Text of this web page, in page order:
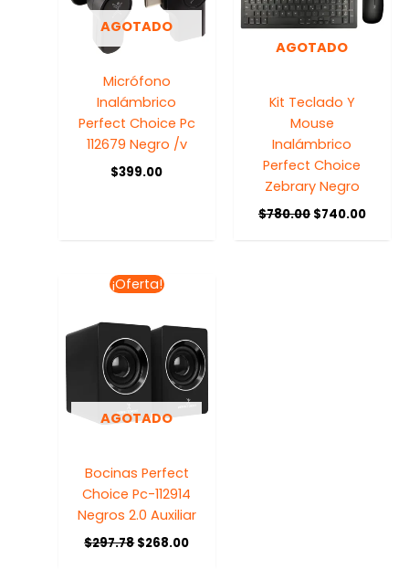
AGOTADO
Micrófono
Inalámbrico
Perfect Choice Pc
112679 Negro /v
$399.00
AGOTADO
Kit Teclado Y
Mouse
Inalámbrico
Perfect Choice
Zebrary Negro
$780.00 $740.00
¡Oferta!
AGOTADO
Bocinas Perfect
Choice Pc-112914
Negros 2.0 Auxiliar
$297.78
El
precio
era:
$297.78.
$268.00
es:
$268.00.